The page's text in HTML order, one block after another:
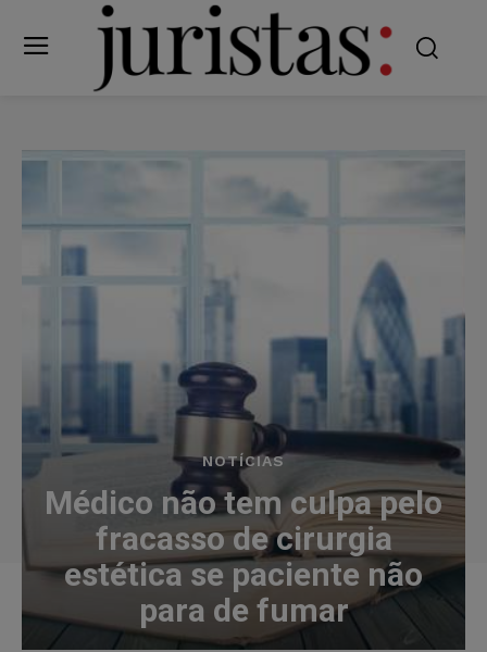
NOTÍCIAS
Médico não tem culpa pelo
fracasso de cirurgia
estética se paciente não
para de fumar